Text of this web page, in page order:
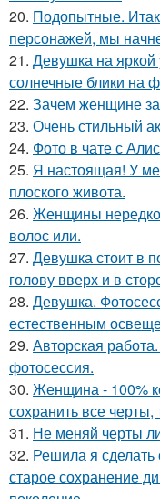
20. Подопытные.
персонажей, мы
21. Девушка на яркой
солнечные блики на
22. Зачем женщине
23. Очень стильный
24. Фото в чате с
25. Я настоящая! У
плоского живота.
26. Женщины нередко
волос или.
27. Девушка стоит в
голову вверх и в
28. Девушка.
естественным
29. Авторская
фотосессия.
30. Женщина - 100%
сохранить все черты,
31. Не меняй черты
32. Решила я
старое сохранение